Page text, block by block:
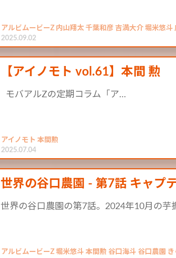
アルビムービーZ 内山翔太 千葉和彦 吉満大介 堀米悠
2025.09.02
【アイノモト vol.61】本間 勲
モバアルZの定期コラム「ア…
アイノモト 本間勲
2025.07.04
世界の谷口農園 - 第7話 キャプ
世界の谷口農園の第7話。2024年10月の芋
アルビムービーZ 堀米悠斗 本間勲 谷口海斗 谷口農園